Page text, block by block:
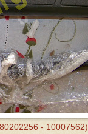
- 10007562)